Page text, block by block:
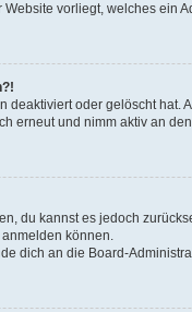
vorliegt, welches ein
oder gelöscht
erneut und nimm aktiv an
du kannst es jedoch
können.
dich an die Board-